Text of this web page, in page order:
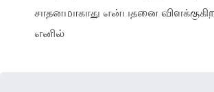
சாதனமாகாது என்பதனை
எனில்